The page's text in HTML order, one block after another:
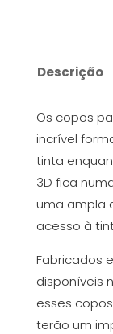
Descrição
Os copos
incrível
tinta
3D fica
uma ampla
acesso à
Fabricados
disponíveis
esses
terão um